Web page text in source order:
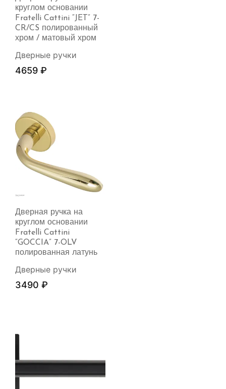
круглом основании
Fratelli Cattini “JET” 7-
CR/CS полированный
хром / матовый хром
Дверные ручки
4659 ₽
Дверная ручка на
круглом основании
Fratelli Cattini
“GOCCIA” 7-OLV
полированная латунь
Дверные ручки
3490 ₽